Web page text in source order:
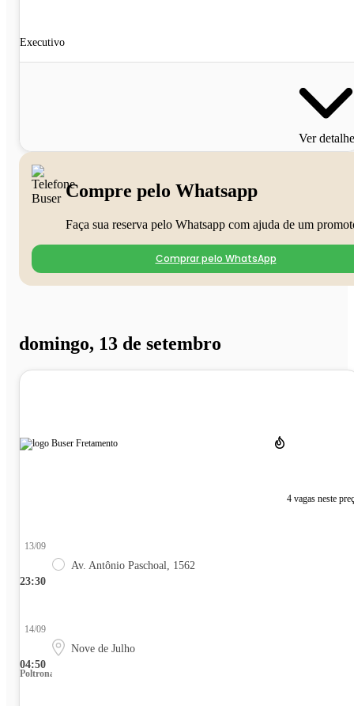
Executivo
Ver
Compre pelo Whatsapp
Faça sua reserva pelo Whatsapp com ajuda de um
Comprar pelo WhatsApp
domingo, 13 de setembro
4 vagas neste
23:30
13/09
Av. Antônio Paschoal, 1562
04:50
14/09
Nove de Julho
Poltrona